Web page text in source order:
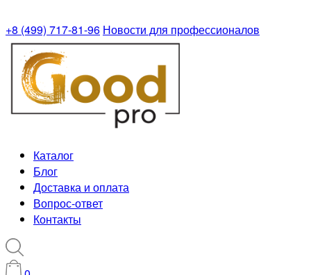
+8 (499) 717-81-96 Новости для профессионалов
Каталог
Блог
Доставка и оплата
Вопрос-ответ
Контакты